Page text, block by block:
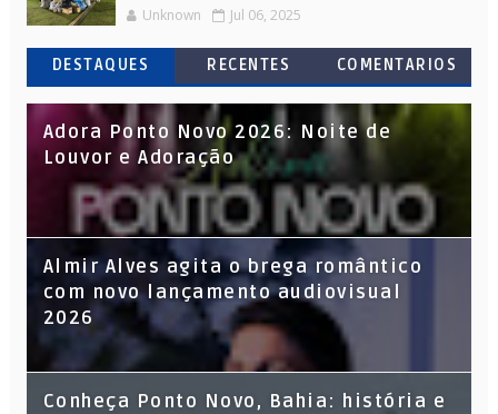
Unknown Jul 06, 2025
DESTAQUES RECENTES COMENTARIOS
Adora Ponto Novo 2026: Noite de
Louvor e Adoração
Almir Alves agita o brega romântico
com novo lançamento audiovisual
2026
Conheça Ponto Novo, Bahia: história e